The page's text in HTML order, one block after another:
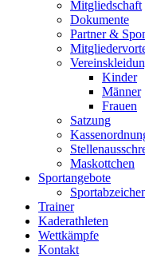
Mitgliedschaft
Dokumente
Partner &
Kinder
Männer
Frauen
Satzung
Maskottchen
Sportangebote
Trainer
Kaderathleten
Wettkämpfe
Kontakt